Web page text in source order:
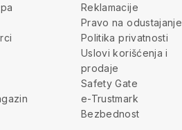
Reklamacije
Pravo na odustajanje
Politika privatnosti
Uslovi korišćenja i
prodaje
Safety Gate
e-Trustmark
Bezbednost